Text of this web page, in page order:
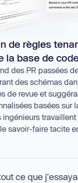
ce que
de règles
la base de
des PR passées
des schémas
de revue et
basées sur
ingénieurs travaillent
savoir-faire tacite